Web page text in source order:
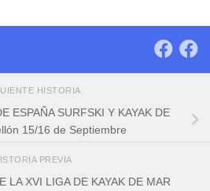
HISTORIA
ESPAÑA SURFSKI Y KAYAK DE
15/16 de Septiembre
PREVIA
LA XVI LIGA DE KAYAK DE MAR